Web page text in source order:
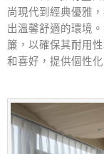
尚現代到經典優雅
出溫馨舒適的環境
簾，以確保其耐用
和喜好，提供個性